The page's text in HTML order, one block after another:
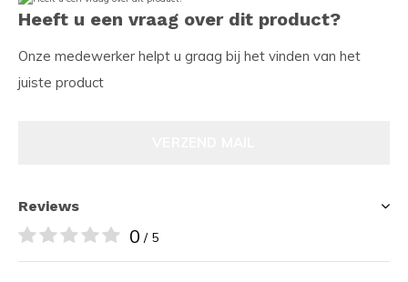
Heeft u een vraag over dit product?
Onze medewerker helpt u graag bij het vinden van het
juiste product
Reviews
0 / 5